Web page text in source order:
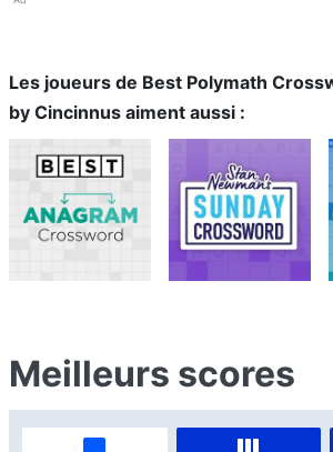
Les joueurs de Best Polymath
by Cincinnus aiment aussi :
Meilleurs scores